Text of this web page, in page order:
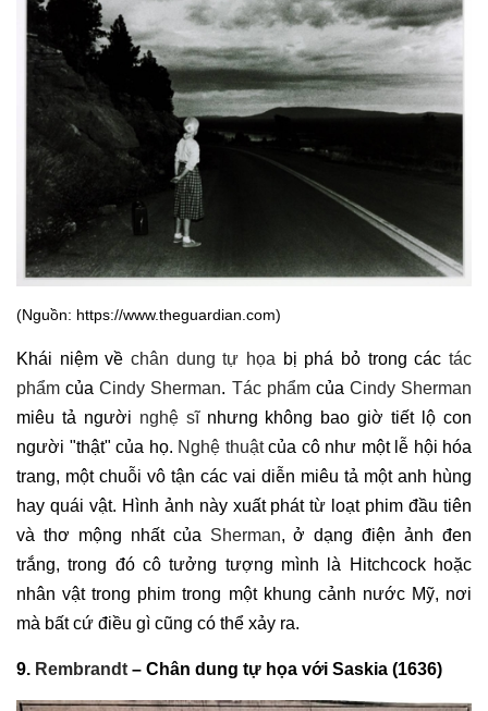
(Nguồn: https://www.theguardian.com)
Khái niệm về chân dung tự họa bị phá bỏ trong các tác
phẩm củaCindy Sherman. Tác phẩmcủa Cindy Sherman
miêu tả người nghệ sĩnhưng không bao giờ tiết lộ con
người "thật" của họ. Nghệ thuậtcủa cô như một lễ hội hóa
trang, một chuỗi vô tận các vai diễn miêu tả một anh hùng
hay quái vật. Hình ảnh này xuất phát từ loạt phim đầu tiên
và thơ mộng nhất của Sherman, ở dạng điện ảnh đen
trắng, trong đó cô tưởng tượng mình là Hitchcock hoặc
nhân vật trong phim trong một khung cảnh nước Mỹ, nơi
mà bất cứ điều gì cũng có thể xảy ra.
9. Rembrandt – Chân dung tự họa với Saskia (1636)